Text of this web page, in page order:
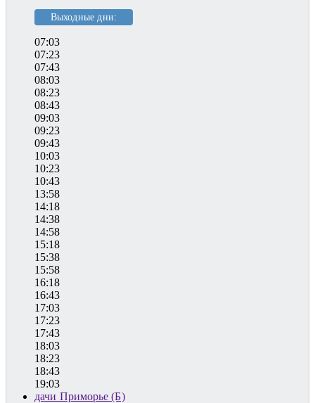
Выходные дни:
07:03
07:23
07:43
08:03
08:23
08:43
09:03
09:23
09:43
10:03
10:23
10:43
13:58
14:18
14:38
14:58
15:18
15:38
15:58
16:18
16:43
17:03
17:23
17:43
18:03
18:23
18:43
19:03
дачи Приморье (Б)